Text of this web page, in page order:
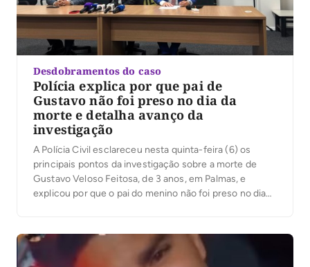
Desdobramentos do caso
Polícia explica por que pai de
Gustavo não foi preso no dia da
morte e detalha avanço da
investigação
A Polícia Civil esclareceu nesta quinta-feira (6) os
principais pontos da investigação sobre a morte de
Gustavo Veloso Feitosa, de 3 anos, em Palmas, e
explicou por que o pai do menino não foi preso no dia
Proteção à Pessoa […]